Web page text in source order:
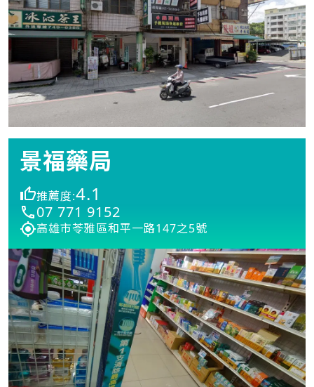
景福藥局
推薦度:4.1
07 771 9152
高雄市苓雅區和平一路147之5號